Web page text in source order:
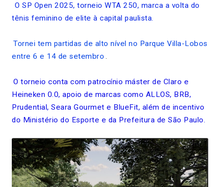
O SP Open 2025, torneio WTA 250, marca a volta do
tênis feminino de elite à capital paulista.
Tornei tem partidas de alto nível no Parque Villa-Lobos
entre 6 e 14 de setembro .
O torneio conta com patrocínio máster de Claro e
Heineken 0.0, apoio de marcas como ALLOS, BRB,
Prudential, Seara Gourmet e BlueFit, além de incentivo
do Ministério do Esporte e da Prefeitura de São Paulo.